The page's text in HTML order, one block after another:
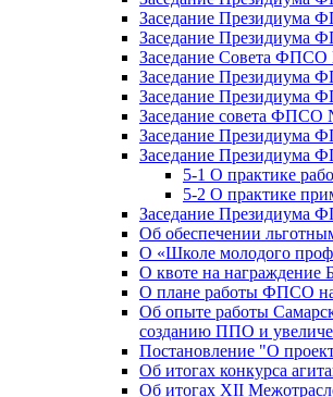
Заседание Президиума
Заседание Президиума
Заседание Совета ФПСО
Заседание Президиума
Заседание Президиума
Заседание совета ФПСО
Заседание Президиума
Заседание Президиума
5-1 О практике
5-2 О практике
Заседание Президиума
Об обеспечении
О «Школе молодого
О квоте на
О плане работы ФПСО на
Об опыте работы
созданию ППО и
Постановление "О
Об итогах конкурса
Об итогах XII